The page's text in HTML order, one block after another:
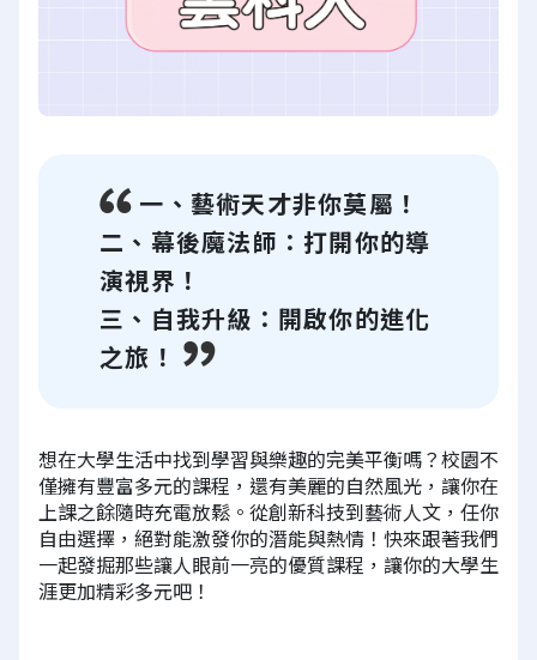
一、藝術天才非你莫屬！
二、幕後魔法師：打開你的導
演視界！
三、自我升級：開啟你的進化
之旅！
想在大學生活中找到學習與樂趣的完美平衡嗎？校園不
僅擁有豐富多元的課程，還有美麗的自然風光，讓你在
上課之餘隨時充電放鬆。從創新科技到藝術人文，任你
自由選擇，絕對能激發你的潛能與熱情！快來跟著我們
一起發掘那些讓人眼前一亮的優質課程，讓你的大學生
涯更加精彩多元吧！